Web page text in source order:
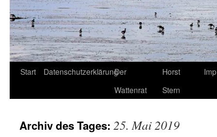
Start DatenschutzerklärungDer
Wattenrat
Horst
Stern
Archiv des Tages: 25. Mai 2019